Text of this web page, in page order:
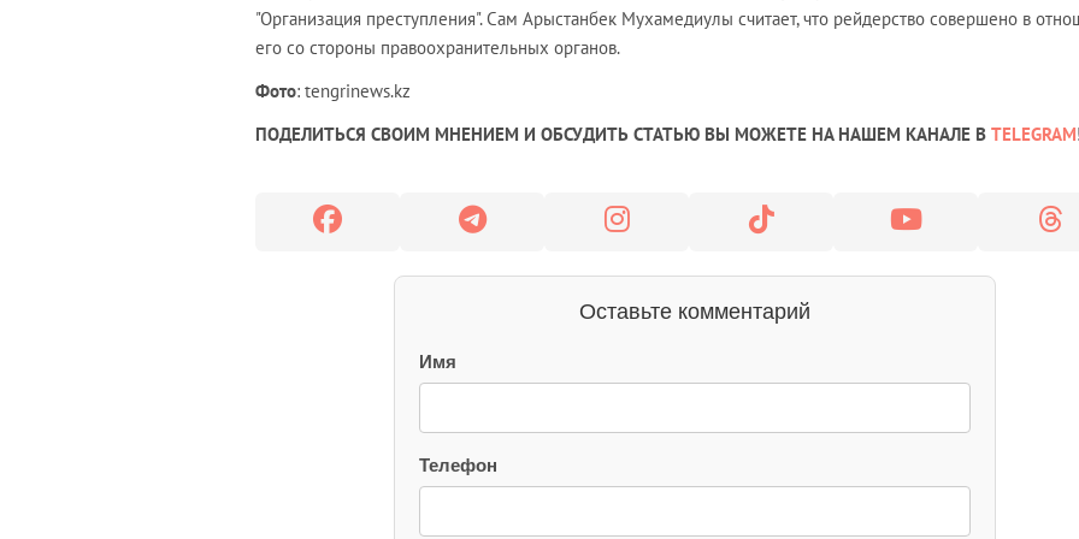
"Организация преступления". Сам Арыстанбек Мухамедиулы считает, что рейдерство совершено в
его со стороны правоохранительных органов.
Фото: tengrinews.kz
ПОДЕЛИТЬСЯ СВОИМ МНЕНИЕМ И ОБСУДИТЬ СТАТЬЮ ВЫ МОЖЕТЕ НА НАШЕМ КАНАЛЕ В TELEGRAM
Оставьте комментарий
Имя
Телефон